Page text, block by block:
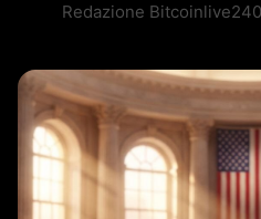
Redazione Bitcoinlive24